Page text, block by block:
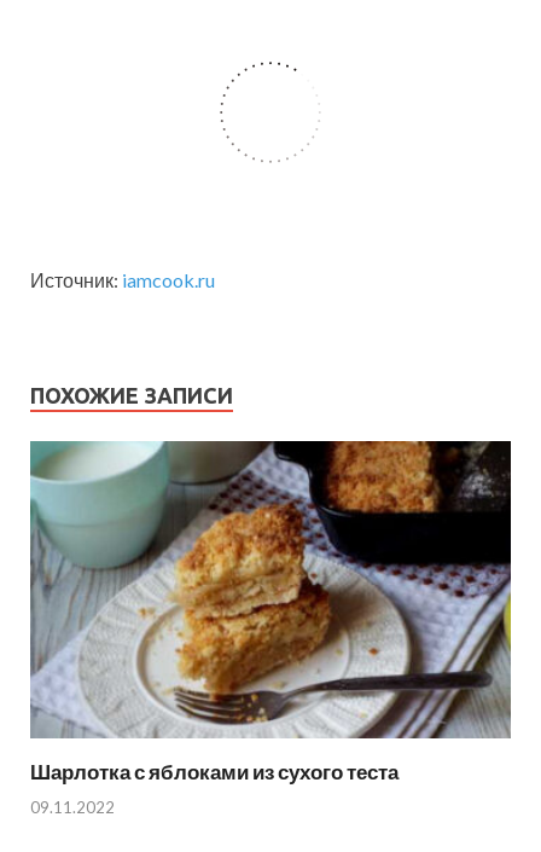
Источник: iamcook.ru
ПОХОЖИЕ ЗАПИСИ
Шарлотка с яблоками из сухого теста
09.11.2022